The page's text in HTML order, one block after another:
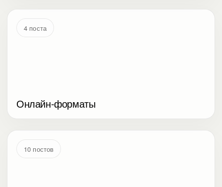
4 поста
Онлайн-форматы
10 постов